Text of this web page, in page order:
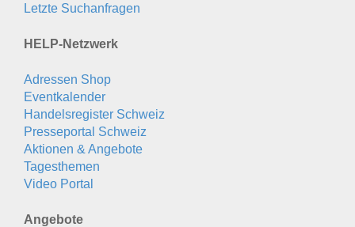
Letzte Suchanfragen
HELP-Netzwerk
Adressen Shop
Eventkalender
Handelsregister Schweiz
Presseportal Schweiz
Aktionen & Angebote
Tagesthemen
Video Portal
Angebote